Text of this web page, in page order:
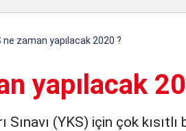
ne zaman yapılacak 2020 ?
yapılacak
(YKS) için çok kısıtlı